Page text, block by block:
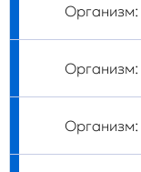
Организм:
Организм:
Организм: